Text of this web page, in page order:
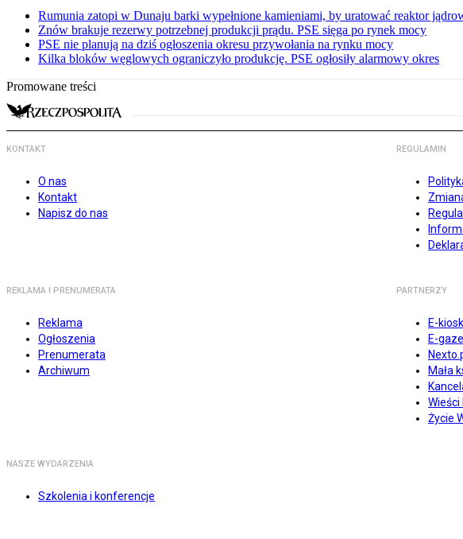
Rumunia zatopi w Dunaju barki wypełnione kamieniami, by uratować reaktor
Znów brakuje rezerwy potrzebnej produkcji prądu. PSE sięga po rynek mocy
PSE nie planują na dziś ogłoszenia okresu przywołania na rynku mocy
Kilka bloków węglowych ograniczyło produkcję. PSE ogłosiły alarmowy okres
Promowane treści
KONTAKT
O nas
Kontakt
Napisz do nas
REGULAMIN
REKLAMA I PRENUMERATA
Reklama
Ogłoszenia
Prenumerata
Archiwum
PARTNERZY
E-
E-
Mała
Wieści
Życie
NASZE WYDARZENIA
Szkolenia i konferencje